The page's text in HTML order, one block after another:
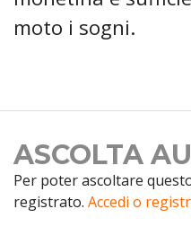
moto i sogni.
ASCOLTA
Per poter ascoltare
registrato. Accedi o